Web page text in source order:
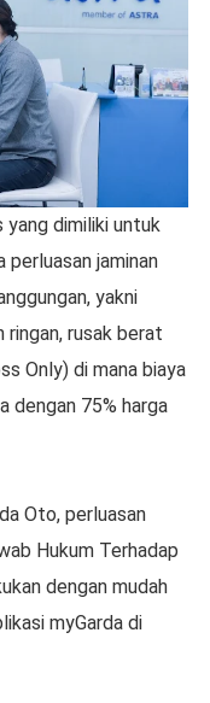
yang dimiliki untuk
perluasan jaminan
yakni
ringan, rusak berat
Only) di mana biaya
dengan 75% harga
Oto, perluasan
Hukum Terhadap
dengan mudah
myGarda di